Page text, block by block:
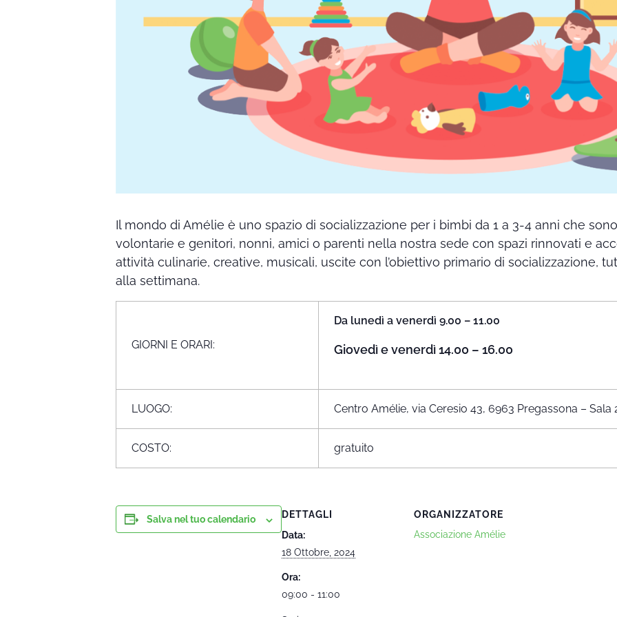
Il mondo di Amélie è uno spazio di socializzazione per i bimbi da 1 a 3-4 anni che
volontarie e genitori, nonni, amici o parenti nella nostra sede con spazi rinnovati e
attività culinarie, creative, musicali, uscite con l’obiettivo primario di socializzazione,
alla settimana.
GIORNI E ORARI:
Da lunedì a venerdì 9.00 – 11.00
Giovedì e venerdì 14.00 – 16.00
LUOGO: Centro Amélie, via Ceresio 43, 6963 Pregassona – Sala
COSTO: gratuito
Salva nel tuo calendario
DETTAGLI
Data:
18 Ottobre, 2024
Ora:
09:00 - 11:00
ORGANIZZATORE
Associazione Amélie